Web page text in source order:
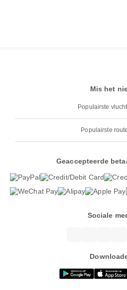
Mis het
Populairste
Populairste
Geaccepteerde
Sociale